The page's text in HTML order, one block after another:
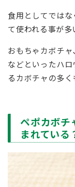
食用としてでは
て使われる事が多
おもちゃカボチ
などといったハ
るカボチャの多く
ペポカボチ
まれている